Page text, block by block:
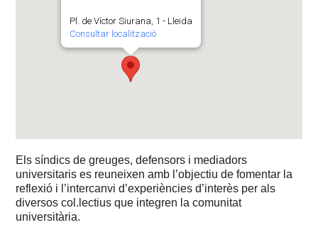
Pl. de Víctor Siurana, 1 - Lleida
Consultar localització
Els síndics de greuges, defensors i mediadors
universitaris es reuneixen amb l’objectiu de fomentar la
reflexió i l’intercanvi d’experiències d’interès per als
diversos col.lectius que integren la comunitat
universitària.